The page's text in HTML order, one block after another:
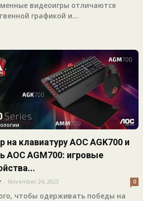
видеоигры отличаются
графикой и...
на клавиатуру AOC AGK700 и
AGM700: игровые
- November 24, 2023 0
чтобы одерживать победы на